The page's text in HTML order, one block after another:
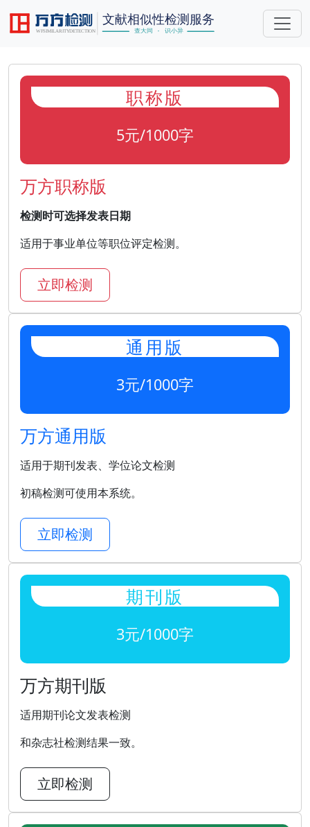
职称版
5元/1000字
万方职称版
检测时可选择发表日期
适用于事业单位等职位评定检测。
立即检测
通用版
3元/1000字
万方通用版
适用于期刊发表、学位论文检测
初稿检测可使用本系统。
立即检测
期刊版
3元/1000字
万方期刊版
适用期刊论文发表检测
和杂志社检测结果一致。
立即检测